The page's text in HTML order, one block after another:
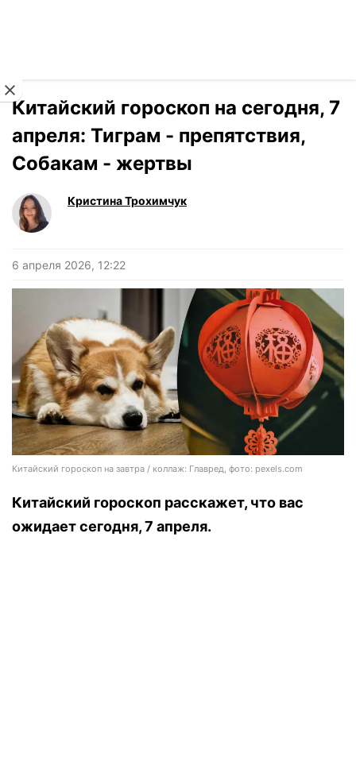
Китайский гороскоп на сегодня, 7
апреля: Тиграм - препятствия,
Собакам - жертвы
Кристина Трохимчук
6 апреля 2026, 12:22
Китайский гороскоп на завтра / коллаж: Главред, фото: pexels.com
Китайский гороскоп расскажет, что вас
ожидает сегодня, 7 апреля.